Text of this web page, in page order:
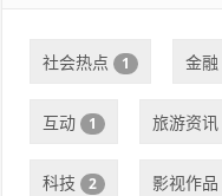
社会热点 1 金融
互动 1 旅游资讯
科技 2 影视作品